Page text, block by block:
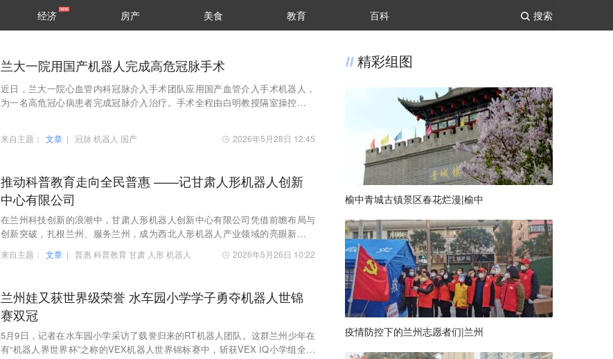
搜索
经济 房产 美食 教育 百科
兰大一院用国产机器人完成高危冠脉手术
近日，兰大一院心血管内科冠脉介入手术团队应用国产血管介入手术机器人，
为一名高危冠心病患者完成冠脉介入治疗。手术全程由白明教授隔室操控机器
来自主题： 文章 | 冠脉 机器人 国产 2026年5月28日 12:45
推动科普教育走向全民普惠 ——记甘肃人形机器人创新
中心有限公司
在兰州科技创新的浪潮中，甘肃人形机器人创新中心有限公司凭借前瞻布局与
创新突破，扎根兰州、服务兰州，成为西北人形机器人产业领域的亮眼新星。
来自主题： 文章 | 普惠科普教育甘肃 人形 机器人 2026年5月26日 10:22
兰州娃又获世界级荣誉 水车园小学学子勇夺机器人世锦
赛双冠
5月9日，记者在水车园小学采访了载誉归来的RT机器人团队。这群兰州少年在
有“机器人界世界杯”之称的VEX机器人世界锦标赛中，斩获VEX IQ小学组全球
精彩组图
榆中青城古镇景区春花烂漫|榆中
疫情防控下的兰州志愿者们|兰州